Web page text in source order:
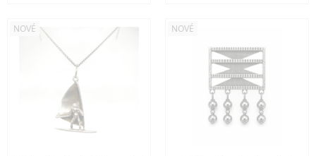
NOVÉ NOVÉ